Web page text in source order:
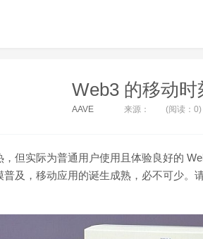
Web3 的移动时
AAVE 来源： (阅读：0)
，但实际为普通用户使用且体验良好的
普及，移动应用的诞生成熟，必不可少。